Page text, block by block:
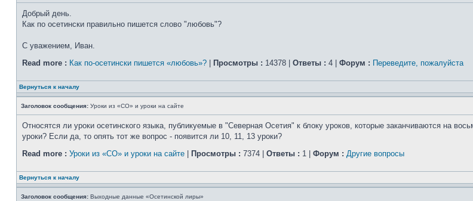
Добрый день.
Как по осетински правильно пишется слово "любовь"?
С уважением, Иван.
Read more : Как по-осетински пишется «любовь»? Просмотры : 14378 | Ответы : 4 | Форум : Переведите, пожалуйста
Вернуться к началу
Заголовок сообщения: Уроки из «СО» и уроки на сайте
Относятся ли уроки осетинского языка, публикуемые в "Северная Осетия" к блоку уроков, которые заканчиваются на
уроки? Если да, то опять тот же вопрос - появится ли 10, 11, 13 уроки?
Read more : Уроки из «СО» и уроки на сайте Просмотры : 7374 | Ответы : 1 | Форум : Другие вопросы
Вернуться к началу
Заголовок сообщения: Выходные данные «Осетинской лиры»